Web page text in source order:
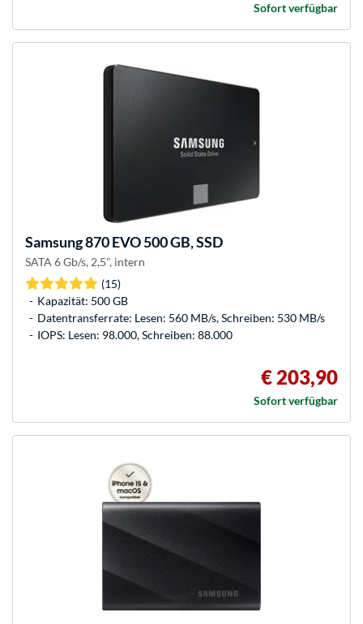
Sofort verfügbar
Samsung870 EVO 500 GB, SSD
SATA 6 Gb/s, 2,5", intern
(15)
Kapazität: 500 GB
Datentransferrate: Lesen: 560 MB/s, Schreiben: 530 MB/s
IOPS: Lesen: 98.000, Schreiben: 88.000
€ 203,90
Sofort verfügbar